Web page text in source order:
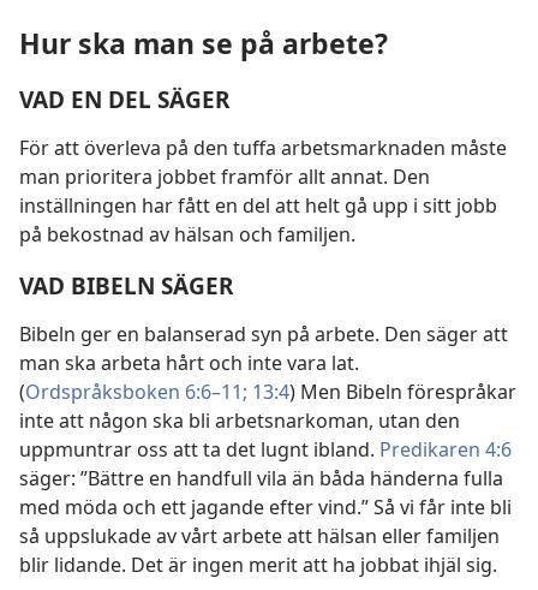
Hur ska man se på arbete?
VAD EN DEL SÄGER
För att överleva på den tuffa arbetsmarknaden måste
man prioritera jobbet framför allt annat. Den
inställningen har fått en del att helt gå upp i sitt jobb
på bekostnad av hälsan och familjen.
VAD BIBELN SÄGER
Bibeln ger en balanserad syn på arbete. Den säger att
man ska arbeta hårt och inte vara lat.
(Ordspråksboken 6:6–11; 13:4) Men Bibeln förespråkar
inte att någon ska bli arbetsnarkoman, utan den
uppmuntrar oss att ta det lugnt ibland. Predikaren 4:6
säger: ”Bättre en handfull vila än båda händerna fulla
med möda och ett jagande efter vind.” Så vi får inte bli
så uppslukade av vårt arbete att hälsan eller familjen
blir lidande. Det är ingen merit att ha jobbat ihjäl sig.